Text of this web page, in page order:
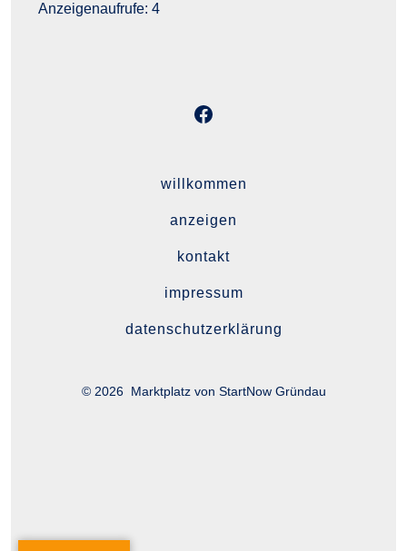
Anzeigenaufrufe: 4
Öffne
neuen
Tab
willkommen
anzeigen
kontakt
impressum
datenschutzerklärung
© 2026 Marktplatz von StartNow Gründau